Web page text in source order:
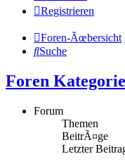
Registrieren
Foren-Ãœbersicht
Suche
Foren
Forum
Themen
BeitrÃ¤ge
Letzter